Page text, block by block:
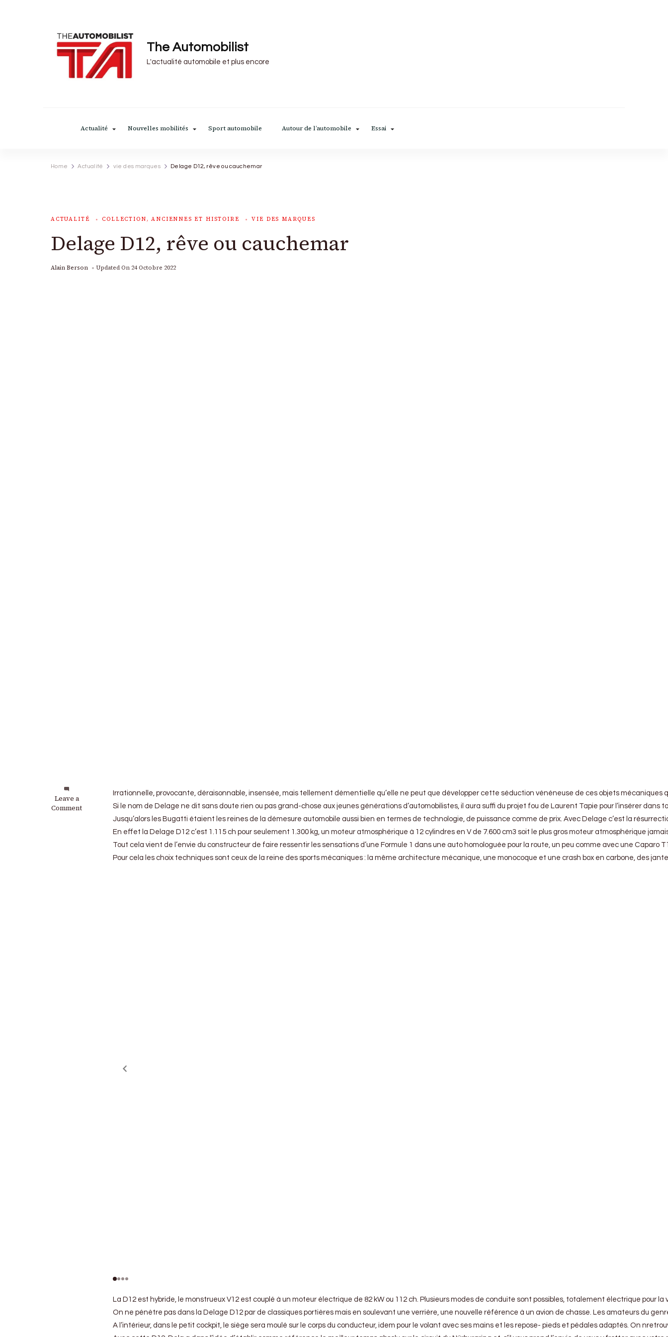
The Automobilist
L'actualité automobile et plus encore
Actualité Nouvelles mobilités Sport automobile Autour de l’automobile Essai
Home Actualité vie des marques Delage D12, rêve ou cauchemar
ACTUALITÉ COLLECTION, ANCIENNES ET HISTOIRE VIE DES MARQUES
Delage D12, rêve ou cauchemar
Alain Berson Updated On 24 Octobre 2022
Leave a
Comment
on
Delage
Irrationnelle, provocante, déraisonnable, insensée, mais tellement démentielle qu’elle ne peut que développer cette séduction vénéneuse de ces objets mécaniques
Si le nom de Delage ne dit sans doute rien ou pas grand-chose aux jeunes générations d’automobilistes, il aura suffi du projet fou de Laurent Tapie pour l’insérer dans
Jusqu’alors les Bugatti étaient les reines de la démesure automobile aussi bien en termes de technologie, de puissance comme de prix. Avec Delage c’est la
En effet la Delage D12 c’est 1.115 ch pour seulement 1.300 kg, un moteur atmosphérique à 12 cylindres en V de 7.600 cm3 soit le plus gros moteur atmosphérique
Tout cela vient de l’envie du constructeur de faire ressentir les sensations d’une Formule 1 dans une auto homologuée pour la route, un peu comme avec une Caparo
Pour cela les choix techniques sont ceux de la reine des sports mécaniques : la même architecture mécanique, une monocoque et une crash box en carbone, des
La D12 est hybride, le monstrueux V12 est couplé à un moteur électrique de 82 kW ou 112 ch. Plusieurs modes de conduite sont possibles, totalement électrique pour
On ne pénètre pas dans la Delage D12 par de classiques portières mais en soulevant une verrière, une nouvelle référence à un avion de chasse. Les amateurs du
A l’intérieur, dans le petit cockpit, le siège sera moulé sur le corps du conducteur, idem pour le volant avec ses mains et les repose- pieds et pédales adaptés. On